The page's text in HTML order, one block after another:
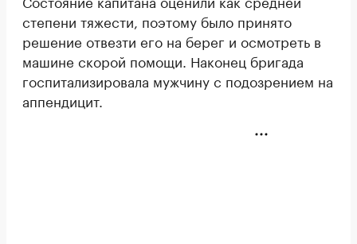
степени тяжести, поэтому было принято
решение отвезти его на берег и осмотреть в
машине скорой помощи. Наконец бригада
госпитализировала мужчину с подозрением на
аппендицит.